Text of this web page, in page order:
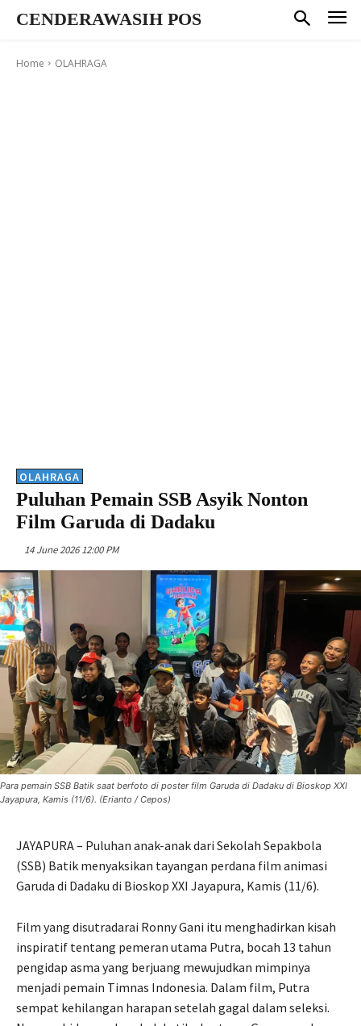
CENDERAWASIH POS
Home OLAHRAGA
OLAHRAGA
Puluhan Pemain SSB Asyik Nonton
Film Garuda di Dadaku
14 June 2026 12:00 PM
Para pemain SSB Batik saat berfoto di poster film Garuda di Dadaku di Bioskop XXI
Jayapura, Kamis (11/6). (Erianto / Cepos)
JAYAPURA – Puluhan anak-anak dari Sekolah Sepakbola
(SSB) Batik menyaksikan tayangan perdana film animasi
Garuda di Dadaku di Bioskop XXI Jayapura, Kamis (11/6).
Film yang disutradarai Ronny Gani itu menghadirkan kisah
inspiratif tentang pemeran utama Putra, bocah 13 tahun
pengidap asma yang berjuang mewujudkan mimpinya
menjadi pemain Timnas Indonesia. Dalam film, Putra
sempat kehilangan harapan setelah gagal dalam seleksi.